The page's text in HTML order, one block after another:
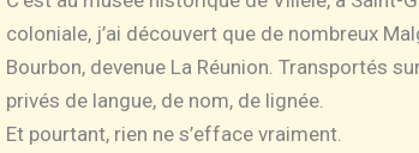
coloniale, j’ai découvert que de nombreux
Bourbon, devenue La Réunion. Transportés
privés de langue, de nom, de lignée.
Et pourtant, rien ne s’efface vraiment.